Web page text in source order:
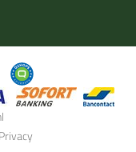
Privacy